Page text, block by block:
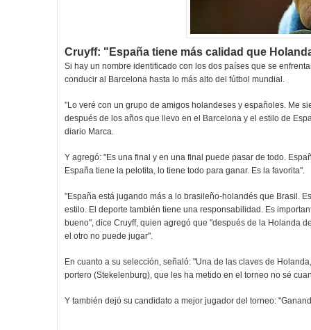
Cruyff: "España tiene más calidad que
Si hay un nombre identificado con los dos países que se
conducir al Barcelona hasta lo más alto del fútbol mundial.
"Lo veré con un grupo de amigos holandeses y españoles. Me
después de los años que llevo en el Barcelona y el estilo de
diario Marca.
Y agregó: "Es una final y en una final puede pasar de todo.
España tiene la pelotita, lo tiene todo para ganar. Es la favorita".
"España está jugando más a lo brasileño-holandés que Brasil.
estilo. El deporte también tiene una responsabilidad. Es
bueno", dice Cruyff, quien agregó que "después de la Holanda
el otro no puede jugar".
En cuanto a su selección, señaló: "Una de las claves de
portero (Stekelenburg), que les ha metido en el torneo no sé
Y también dejó su candidato a mejor jugador del torneo: